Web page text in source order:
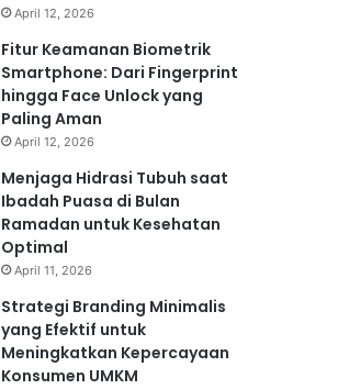
April 12, 2026
Fitur Keamanan Biometrik
Smartphone: Dari Fingerprint
hingga Face Unlock yang
Paling Aman
April 12, 2026
Menjaga Hidrasi Tubuh saat
Ibadah Puasa di Bulan
Ramadan untuk Kesehatan
Optimal
April 11, 2026
Strategi Branding Minimalis
yang Efektif untuk
Meningkatkan Kepercayaan
Konsumen UMKM